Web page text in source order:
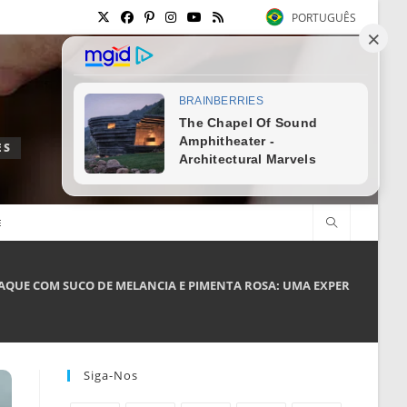
PORTUGUÊS
COM SUCO DE MELANCIA E PIMENTA ROSA: UMA EXPERIÊNCIA
Siga-Nos